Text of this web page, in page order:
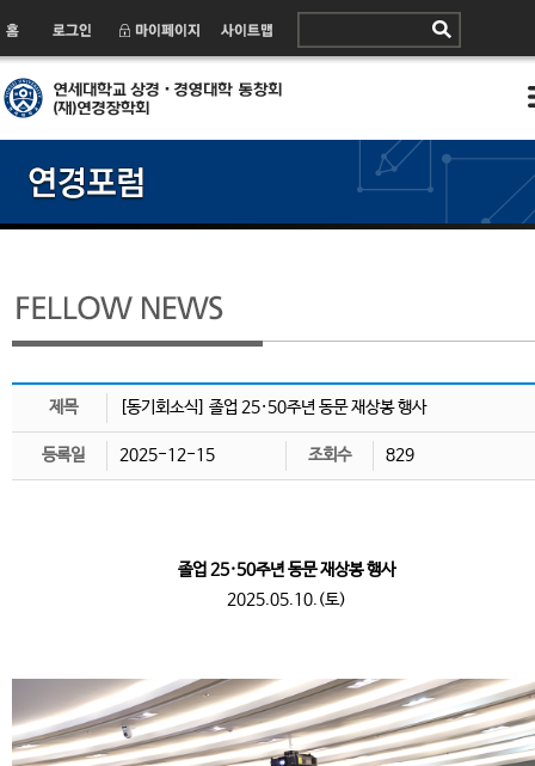
제목 [동기회소식] 졸업 25·50주년 동문 재상봉 행사
등록일 2025-12-15 조회수 829
졸업 25·50주년 동문 재상봉 행사
2025.05.10.(토)